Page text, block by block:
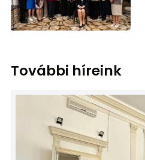
További híreink